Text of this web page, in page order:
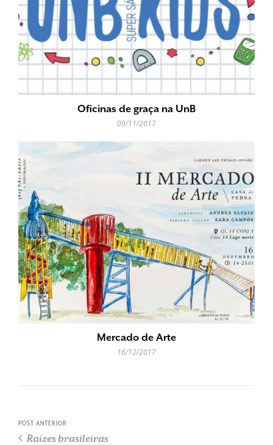
Oficinas de graça na UnB
09/11/2017
Mercado de Arte
16/12/2017
POST ANTERIOR
Raízes brasileiras